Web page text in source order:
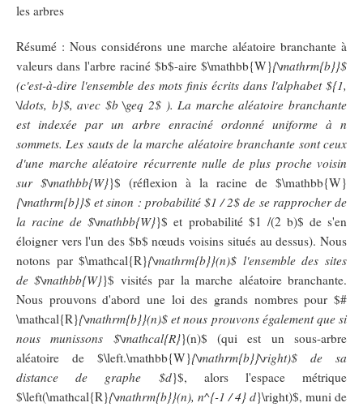
les arbres
Résumé : Nous considérons une marche aléatoire branchante à
valeurs dans l'arbre raciné $b$-aire $\mathbb{W}{\mathrm{b}}$
(c'est-à-dire l'ensemble des mots finis écrits dans l'alphabet ${1,
\ldots, b}$, avec $b \geq 2$ ). La marche aléatoire branchante
est indexée par un arbre enraciné ordonné uniforme à n
sommets. Les sauts de la marche aléatoire branchante sont ceux
d'une marche aléatoire récurrente nulle de plus proche voisin
sur $\mathbb{W}}$ (réflexion à la racine de $\mathbb{W}
{\mathrm{b}}$ et sinon : probabilité $1 / 2$ de se rapprocher de
la racine de $\mathbb{W}}$ et probabilité $1 /(2 b)$ de s'en
éloigner vers l'un des $b$ nœuds voisins situés au dessus). Nous
notons par $\mathcal{R}{\mathrm{b}}(n)$ l'ensemble des sites
de $\mathbb{W}}$ visités par la marche aléatoire branchante.
Nous prouvons d'abord une loi des grands nombres pour $#
\mathcal{R}{\mathrm{b}}(n)$ et nous prouvons également que si
nous munissons $\mathcal{R}}(n)$ (qui est un sous-arbre
aléatoire de $\left.\mathbb{W}{\mathrm{b}}\right)$ de sa
distance de graphe $d}$, alors l'espace métrique
$\left(\mathcal{R}{\mathrm{b}}(n), n^{-1 / 4} d}\right)$, muni de